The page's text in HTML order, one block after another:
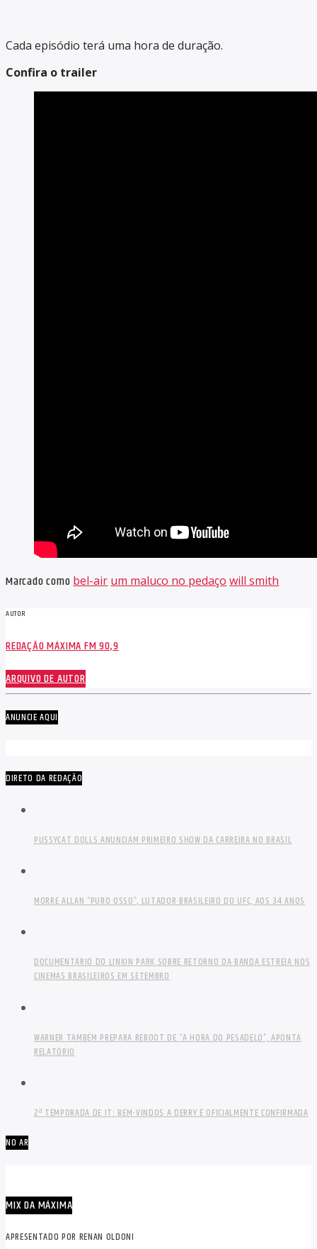
Cada episódio terá uma hora de duração.
Confira o trailer
Marcado comobel-air um maluco no pedaço will smith
AUTOR
REDAÇÃO MÁXIMA FM 90,9
ARQUIVO DE AUTOR
ANUNCIE AQUI
DIRETO DA REDAÇÃO
PUSSYCAT DOLLS ANUNCIAM PRIMEIRO SHOW DA CARREIRA NO BRASIL
MORRE ALLAN “PURO OSSO”, LUTADOR BRASILEIRO DO UFC, AOS 34 ANOS
DOCUMENTÁRIO DO LINKIN PARK SOBRE RETORNO DA BANDA ESTREIA NOS
CINEMAS BRASILEIROS EM SETEMBRO
WARNER TAMBÉM PREPARA REBOOT DE “A HORA DO PESADELO”, APONTA
RELATÓRIO
2ª TEMPORADA DE IT: BEM-VINDOS A DERRY É OFICIALMENTE CONFIRMADA
NO AR
MIX DA MÁXIMA
APRESENTADO POR RENAN OLDONI